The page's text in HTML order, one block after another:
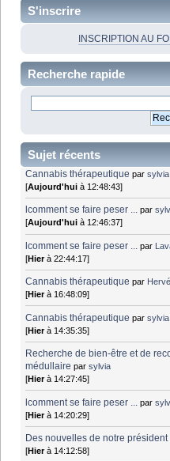
S'inscrire
INSCRIPTION AU
Recherche rapide
Sujet récents
Cannabis thérapeutique parsylvia
[Aujourd'hui à 12:48:43]
lcomment se faire peser ... par
[Aujourd'hui à 12:46:37]
lcomment se faire peser ... par
[Hierà 22:44:17]
Cannabis thérapeutique par
[Hierà 16:48:09]
Cannabis thérapeutique parsylvia
[Hierà 14:35:35]
Recherche de bien-être et de
médullaire parsylvia
[Hierà 14:27:45]
lcomment se faire peser ... par
[Hierà 14:20:29]
Des nouvelles de notre président
[Hierà 14:12:58]